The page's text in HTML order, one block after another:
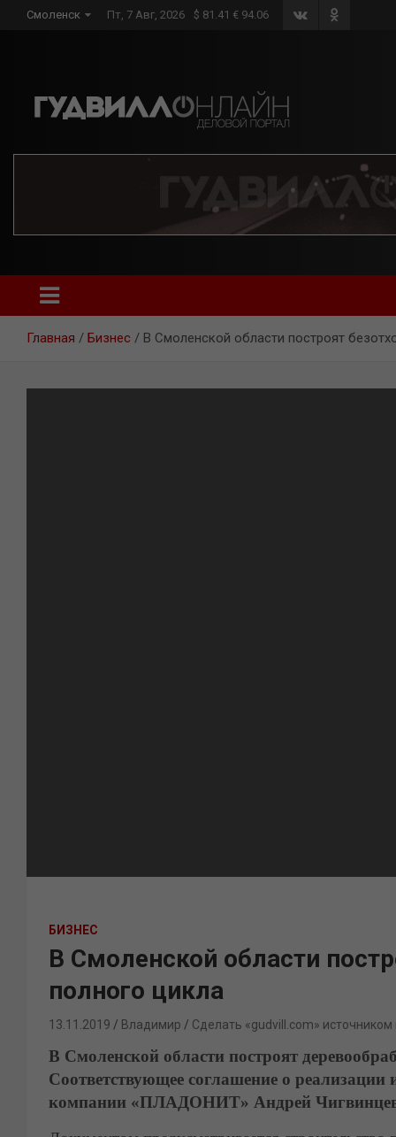
Смоленск Пт, 7 Авг, 2026 $ 81.41 € 94.06
Главная Бизнес В Смоленской области построят
БИЗНЕС
В Смоленской области
полного цикла
13.11.2019 Владимир Сделать «gudvill.com» источником
В Смоленской области построят
Соответствующее соглашение о реализации
компании «ПЛАДОНИТ» Андрей